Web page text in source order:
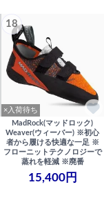
18
×入荷待ち
MadRock(マッドロック)
Weaver(ウィーバー) ※初心
者から履ける快適な一足 ※
フローニットテクノロジーで
蒸れを軽減 ※廃番
15,400円